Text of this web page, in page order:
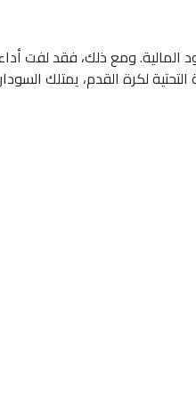
ومع ذلك، فقد لفت أداء
التحتية لكرة القدم، يمتلك